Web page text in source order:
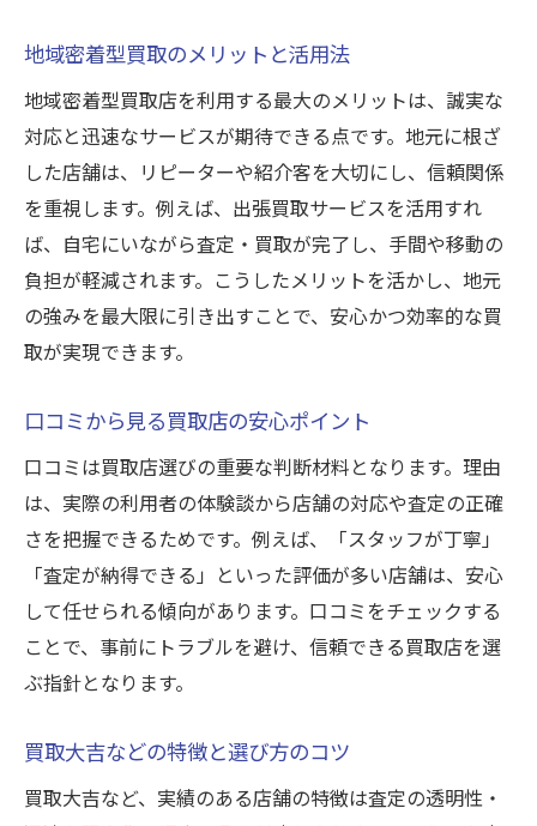
自宅でも安心できる買取業者の選び方
査定内容の明確化がもたらす安心感
時間がない方におすすめの買取活用法
査定額を高めるための事前準備ポイント
買取前にチェックすべき状態や付属品
査定額アップに有効な掃除と保管方法
事前に知っておきたい買取の流れの理解
高額査定を目指すポイントのまとめ
買取大吉利用時の準備で差がつくコツ
初めてでも安心な買取手続きの流れ
買取初体験でも安心の手続きステップ
書類や身分証明書の準備ポイント解説
店舗と出張買取の申込方法の違い
査定から支払いまでの一連の流れ
初めてでも迷わない買取のポイント
高く売るために知っておきたい注意点
買取時期が査定額に与える影響とは
地域密着型買取のメリットと活用法
地域密着型買取店を利用する最大のメリットは、誠実な
対応と迅速なサービスが期待できる点です。地元に根ざ
した店舗は、リピーターや紹介客を大切にし、信頼関係
を重視します。例えば、出張買取サービスを活用すれ
ば、自宅にいながら査定・買取が完了し、手間や移動の
負担が軽減されます。こうしたメリットを活かし、地元
の強みを最大限に引き出すことで、安心かつ効率的な買
取が実現できます。
口コミから見る買取店の安心ポイント
口コミは買取店選びの重要な判断材料となります。理由
は、実際の利用者の体験談から店舗の対応や査定の正確
さを把握できるためです。例えば、「スタッフが丁寧」
「査定が納得できる」といった評価が多い店舗は、安心
して任せられる傾向があります。口コミをチェックする
ことで、事前にトラブルを避け、信頼できる買取店を選
ぶ指針となります。
買取大吉などの特徴と選び方のコツ
買取大吉など、実績のある店舗の特徴は査定の透明性・